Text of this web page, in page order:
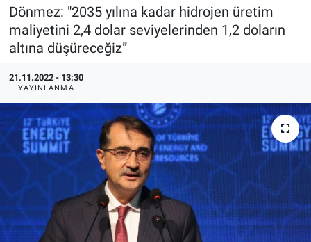
Dönmez: "2035 yılına kadar hidrojen üretim
maliyetini 2,4 dolar seviyelerinden 1,2 doların
altına düşüreceğiz”
21.11.2022 - 13:30
YAYINLANMA
EndüstriST
Enerjisini Üreten Fabrikalar
Ağır Sanayi Çözümleri